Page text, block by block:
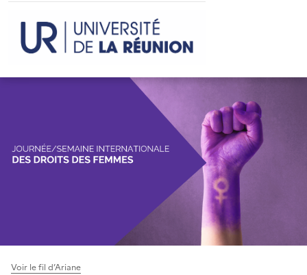
Voir le fil d’Ariane